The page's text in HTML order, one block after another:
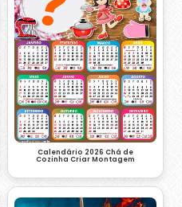
Calendário 2026 Chá de
Cozinha Criar Montagem